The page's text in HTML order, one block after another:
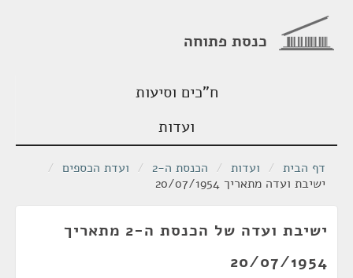
כנסת פתוחה
ח"כים וסיעות
ועדות
דף הבית / ועדות / הכנסת ה-2 / ועדת הכספים /
ישיבת ועדה מתאריך 20/07/1954
ישיבת ועדה של הכנסת ה-2 מתאריך
20/07/1954